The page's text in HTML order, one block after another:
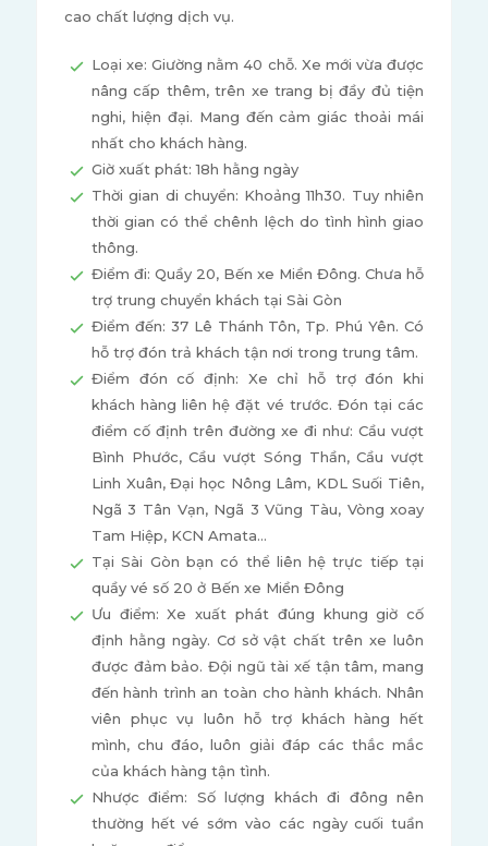
cao chất lượng dịch vụ.
Loại xe: Giường nằm 40 chỗ. Xe mới vừa được
nâng cấp thêm, trên xe trang bị đầy đủ tiện
nghi, hiện đại. Mang đến cảm giác thoải mái
nhất cho khách hàng.
Giờ xuất phát: 18h hằng ngày
Thời gian di chuyển: Khoảng 11h30. Tuy nhiên
thời gian có thể chênh lệch do tình hình giao
thông.
Điểm đi: Quầy 20, Bến xe Miền Đông. Chưa hỗ
trợ trung chuyển khách tại Sài Gòn
Điểm đến: 37 Lê Thánh Tôn, Tp. Phú Yên. Có
hỗ trợ đón trả khách tận nơi trong trung tâm.
Điểm đón cố định: Xe chỉ hỗ trợ đón khi
khách hàng liên hệ đặt vé trước. Đón tại các
điểm cố định trên đường xe đi như: Cầu vượt
Bình Phước, Cầu vượt Sóng Thần, Cầu vượt
Linh Xuân, Đại học Nông Lâm, KDL Suối Tiên,
Ngã 3 Tân Vạn, Ngã 3 Vũng Tàu, Vòng xoay
Tam Hiệp, KCN Amata…
Tại Sài Gòn bạn có thể liên hệ trực tiếp tại
quầy vé số 20 ở Bến xe Miền Đông
Ưu điểm: Xe xuất phát đúng khung giờ cố
định hằng ngày. Cơ sở vật chất trên xe luôn
được đảm bảo. Đội ngũ tài xế tận tâm, mang
đến hành trình an toàn cho hành khách. Nhân
viên phục vụ luôn hỗ trợ khách hàng hết
mình, chu đáo, luôn giải đáp các thắc mắc
của khách hàng tận tình.
Nhược điểm: Số lượng khách đi đông nên
thường hết vé sớm vào các ngày cuối tuần